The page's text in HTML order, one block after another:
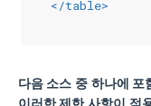
</table>
다음 소스 중 하나에